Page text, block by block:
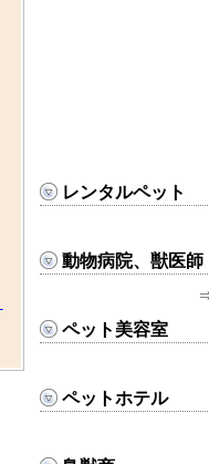
レンタルペット
動物病院、獣医師
ペット美容室
ペットホテル